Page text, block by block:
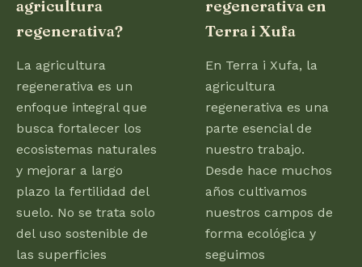
agricultura
regenerativa?
La agricultura
regenerativa es un
enfoque integral que
busca fortalecer los
ecosistemas naturales
y mejorar a largo
plazo la fertilidad del
suelo. No se trata solo
del uso sostenible de
las superficies
regenerativa en
Terra i Xufa
En Terra i Xufa, la
agricultura
regenerativa es una
parte esencial de
nuestro trabajo.
Desde hace muchos
años cultivamos
nuestros campos de
forma ecológica y
seguimos